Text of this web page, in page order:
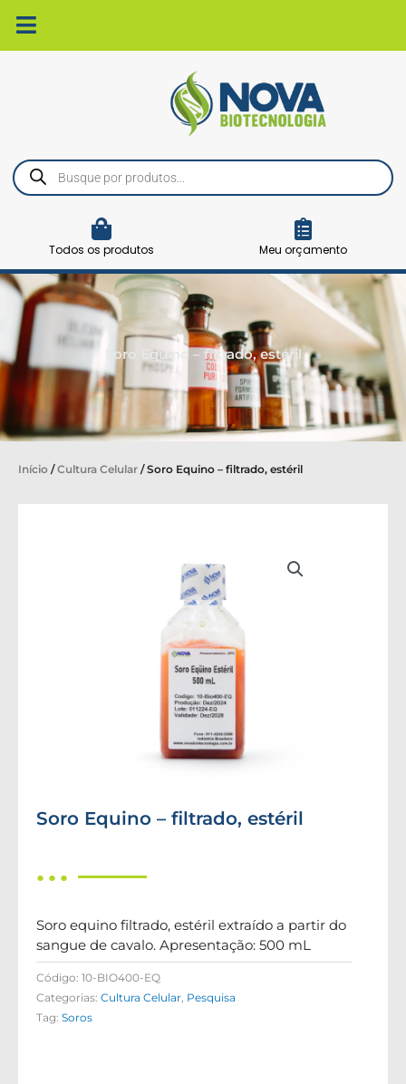
para
o
Pesquisar
produtos
Todos os produtos Meu orçamento
Soro Equino – filtrado, estéril
Início /Cultura Celular / Soro Equino – filtrado, estéril
Soro Equino – filtrado, estéril
● ● ●
Soro equino filtrado, estéril extraído a partir do
sangue de cavalo. Apresentação: 500 mL
Código: 10-BIO400-EQ
Categorias: Cultura Celular Pesquisa
Tag: Soros